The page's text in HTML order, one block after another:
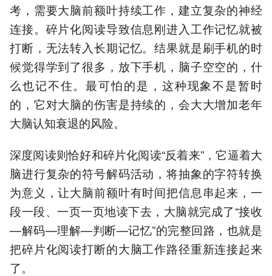
考，需要大脑前额叶持续工作，建立复杂的神经
连接。碎片化阅读导致信息刚进入工作记忆就被
打断，无法转入长期记忆。结果就是刷手机的时
候觉得学到了很多，放下手机，脑子空空的，什
么也记不住。最可怕的是，这种现象不是暂时
的，它对大脑的伤害是持续的，会大大增加老年
大脑认知衰退的风险。
深度阅读则恰好和碎片化阅读“反着来”，它逼着大
脑进行复杂的符号解码活动，将抽象的字符转换
为意义，让大脑前额叶有时间把信息串起来，一
段一段、一页一页地读下去，大脑就完成了“接收
—解码—理解—判断—记忆”的完整回路，也就是
把碎片化阅读打断的大脑工作路径重新连接起来
了。